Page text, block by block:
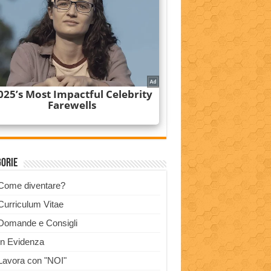
diventare?
Vitae
e Consigli
Evidenza
con "NOI"